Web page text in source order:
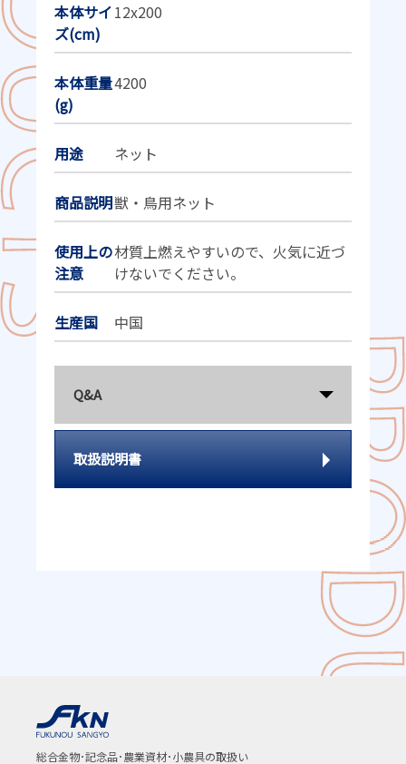
本体サイ
ズ(cm)
12x200
本体重量
(g)
4200
用途 ネット
商品説明獣・鳥用ネット
使用上の
注意
材質上燃えやすいので、火気に近づ
けないでください。
生産国 中国
Q&A
取扱説明書
総合金物･記念品･農業資材･小農具の取扱い